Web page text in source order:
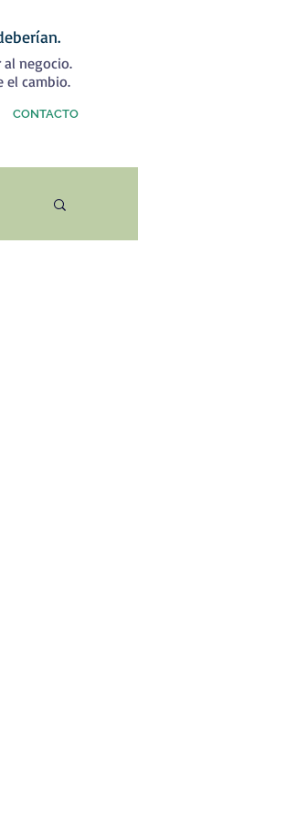
al negocio.
el cambio.
CONTACTO